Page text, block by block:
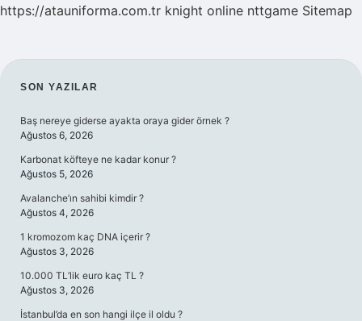
https://atauniforma.com.tr knight online nttgame Sitemap
SIDEBAR
SON YAZILAR
Baş nereye giderse ayakta oraya gider örnek ?
Ağustos 6, 2026
Karbonat köfteye ne kadar konur ?
Ağustos 5, 2026
Avalanche’ın sahibi kimdir ?
Ağustos 4, 2026
1 kromozom kaç DNA içerir ?
Ağustos 3, 2026
10.000 TL’lik euro kaç TL ?
Ağustos 3, 2026
İstanbul’da en son hangi ilçe il oldu ?